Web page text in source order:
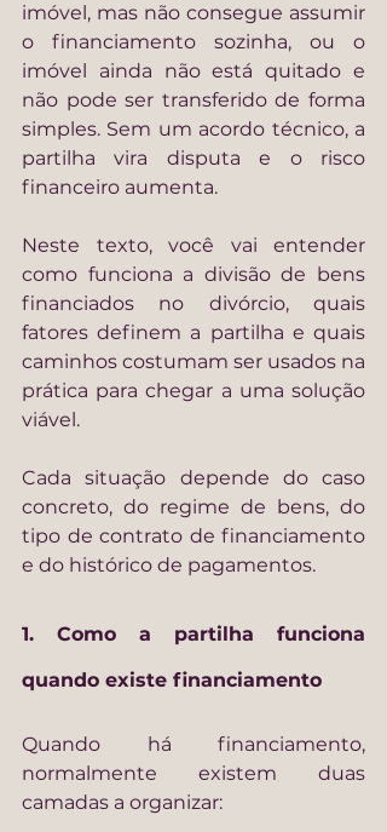
imóvel, mas não consegue assumir
o financiamento sozinha, ou o
imóvel ainda não está quitado e
não pode ser transferido de forma
simples. Sem um acordo técnico, a
partilha vira disputa e o risco
financeiro aumenta.
Neste texto, você vai entender
como funciona a divisão de bens
financiados no divórcio, quais
fatores definem a partilha e quais
caminhos costumam ser usados na
prática para chegar a uma solução
viável.
Cada situação depende do caso
concreto, do regime de bens, do
tipo de contrato de financiamento
e do histórico de pagamentos.
1. Como a partilha funciona
quando existe financiamento
Quando há financiamento,
normalmente existem duas
camadas a organizar: